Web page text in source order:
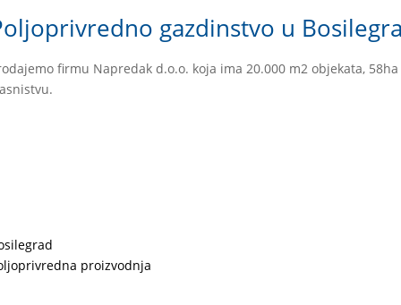
gazdinstvo u
firmu Napredak d.o.o. koja ima 20.000 m2 objekata,
proizvodnja